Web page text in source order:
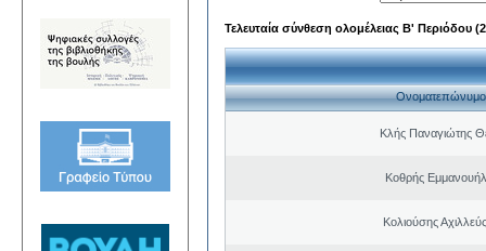
Τελευταία σύνθεση ολομέλειας Β' Περιόδου
Ονοματεπώνυμο
Κλής Παναγιώτης
Κοθρής
Κολιούσης